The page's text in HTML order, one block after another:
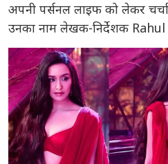
अपनी पर्सनल लाइफ को लेकर
उनका नाम लेखक-निर्देशक
है। हालांकि दोनों ने अब तक अपने
स्वीकार नहीं किया है, लेकिन
हाल ही […]